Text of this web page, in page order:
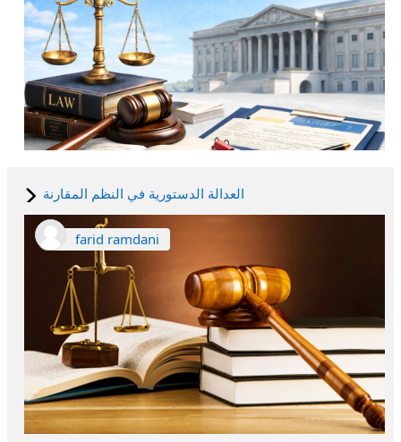
العدالة الدستورية في النظم المقارنة
farid ramdani